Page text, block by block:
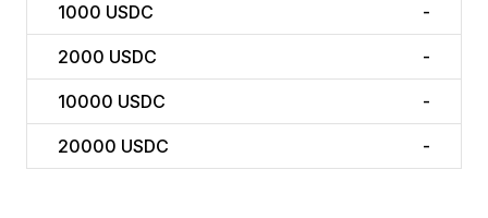
1000 USDC -
2000 USDC -
10000 USDC -
20000 USDC -